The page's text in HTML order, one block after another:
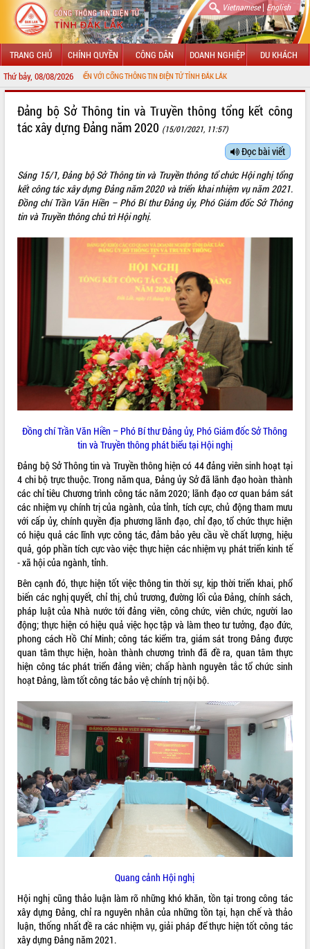
Vietnamese| English
TRANG CHỦ CHÍNH QUYỀN CÔNG DÂN DOANH NGHIỆP DU KHÁCH
Thứ bảy, 08/08/2026
CHÀO MỪNG ĐẾN VỚI CỔNG THÔNG TIN ĐIỆN TỬ TỈNH ĐẮK LẮK
LÃNH ĐẠO UBND TỈNH
SỞ, BAN, NGÀNH
UBND CÁC XÃ, PHƯỜNG
THÔNG TIN CHỈ ĐẠO ĐIỀU HÀNH
ĐIỂM TIN VĂN BẢN
QUY HOẠCH - KẾ HOẠCH
VIDEO
Loading the player...
Khám bệnh, cấp phát thuốc miễn phí
và tặng quà người dân xã Cư Pui
Hội nghị UBND tỉnh Đắk Lắk thường kỳ
tháng 7/2026
Lễ truy tặng danh hiệu “Bà Mẹ Việt
Nam Anh hùng” và trao Huân chương
Lao động
UBND tỉnh Đắk Lắk triển khai nhiệm
vụ 6 tháng cuối năm 2026
Kỳ họp thứ Hai, Hội đồng nhân dân
tỉnh khóa XI quyết nghị nhiều nội dung
Triết thăm, tặng quà người có công với
cách mạng
Rà soát, hoàn thiện hệ thống thiết chế
văn hóa, thể thao đáp ứng yêu cầu
phát triển mới
ALBUM ẢNH
LIÊN KẾT WEB
Đảng bộ Sở Thông tin và Truyền thông tổng kết công
tác xây dựng Đảng năm 2020 (15/01/2021, 11:57)
Đọc bài viết
Sáng 15/1, Đảng bộ Sở Thông tin và Truyền thông tổ chức Hội nghị tổng
kết công tác xây dựng Đảng năm 2020 và triển khai nhiệm vụ năm 2021.
Đồng chí Trần Văn Hiền – Phó Bí thư Đảng ủy, Phó Giám đốc Sở Thông
tin và Truyền thông chủ trì Hội nghị.
Đồng chí Trần Văn Hiền – Phó Bí thư Đảng ủy, Phó Giám đốc Sở Thông
tin và Truyền thông phát biểu tại Hội nghị
Đảng bộ Sở Thông tin và Truyền thông hiện có 44 đảng viên sinh hoạt tại
4 chi bộ trực thuộc. Trong năm qua, Đảng ủy Sở đã lãnh đạo hoàn thành
các chỉ tiêu Chương trình công tác năm 2020; lãnh đạo cơ quan bám sát
các nhiệm vụ chính trị của ngành, của tỉnh, tích cực, chủ động tham mưu
với cấp ủy, chính quyền địa phương lãnh đạo, chỉ đạo, tổ chức thực hiện
có hiệu quả các lĩnh vực công tác, đảm bảo yêu cầu về chất lượng, hiệu
quả, góp phần tích cực vào việc thực hiện các nhiệm vụ phát triển kinh tế
- xã hội của ngành, tỉnh.
Bên cạnh đó, thực hiện tốt việc thông tin thời sự, kịp thời triển khai, phổ
biến các nghị quyết, chỉ thị, chủ trương, đường lối của Đảng, chính sách,
pháp luật của Nhà nước tới đảng viên, công chức, viên chức, người lao
động; thực hiện có hiệu quả việc học tập và làm theo tư tưởng, đạo đức,
phong cách Hồ Chí Minh; công tác kiểm tra, giám sát trong Đảng được
quan tâm thực hiện, hoàn thành chương trình đã đề ra, quan tâm thực
hiện công tác phát triển đảng viên; chấp hành nguyên tắc tổ chức sinh
hoạt Đảng, làm tốt công tác bảo vệ chính trị nội bộ.
Quang cảnh Hội nghị
Hội nghị cũng thảo luận làm rõ những khó khăn, tồn tại trong công tác
xây dựng Đảng, chỉ ra nguyên nhân của những tồn tại, hạn chế và thảo
luận, thống nhất đề ra các nhiệm vụ, giải pháp để thực hiện tốt công tác
xây dựng Đảng năm 2021.